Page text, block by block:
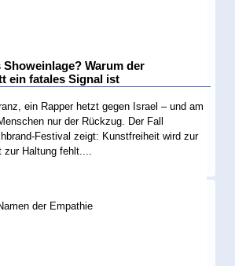
Warum der
ein fatales Signal ist
ein Rapper hetzt gegen Israel – und am
nur der Rückzug. Der Fall
Festival zeigt: Kunstfreiheit wird zur
zur Haltung fehlt....